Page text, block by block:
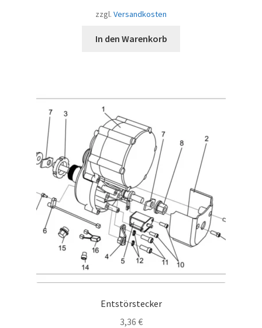
zzgl. Versandkosten
In den Warenkorb
Entstörstecker
3,36 €